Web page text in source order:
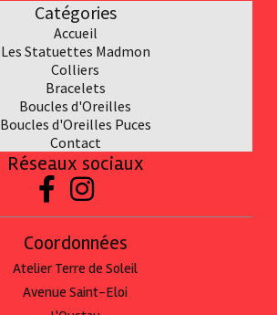
Catégories
Accueil
Les Statuettes Madmon
Colliers
Bracelets
Boucles d'Oreilles
Boucles d'Oreilles Puces
Contact
Réseaux sociaux
 
Coordonnées
Atelier Terre de Soleil
Avenue Saint-Eloi